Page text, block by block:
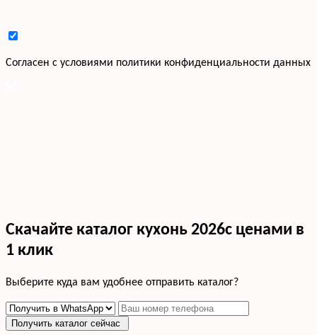
Cогласен с условиями политики конфиденциальности данных
Скачайте каталог кухонь 2026с ценами в
1 клик
Выберите куда вам удобнее отправить каталог?
Получить каталог сейчас